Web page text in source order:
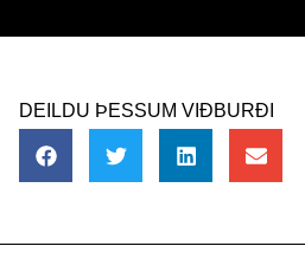
DEILDU ÞESSUM VIÐBURÐI